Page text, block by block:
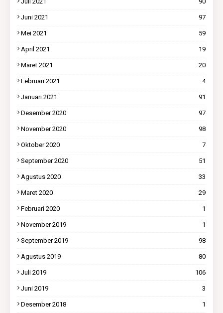
Juni 2021 97
Mei 2021 59
April 2021 19
Maret 2021 20
Februari 2021 4
Januari 2021 91
Desember 2020 97
November 2020 98
Oktober 2020 7
September 2020 51
Agustus 2020 33
Maret 2020 29
Februari 2020 1
November 2019 1
September 2019 98
Agustus 2019 80
Juli 2019 106
Juni 2019 3
Desember 2018 1